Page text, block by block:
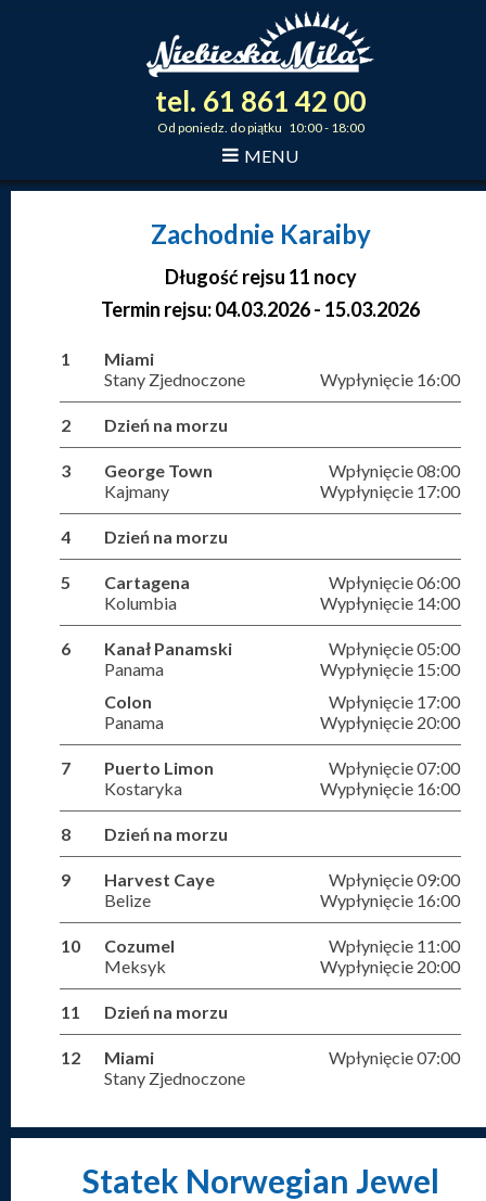
tel. 61 861 42 00
Od poniedz. do piątku 10:00 - 18:00
MENU
Zachodnie Karaiby
Długość rejsu 11 nocy
Termin rejsu: 04.03.2026 - 15.03.2026
1
Miami
Stany Zjednoczone
Wypłynięcie 16:00
2 Dzień na morzu
3
George Town
Kajmany
Wpłynięcie 08:00
Wypłynięcie 17:00
4 Dzień na morzu
5
Cartagena
Kolumbia
Wpłynięcie 06:00
Wypłynięcie 14:00
6
Kanał Panamski
Panama
Wpłynięcie 05:00
Wypłynięcie 15:00
Colon
Panama
Wpłynięcie 17:00
Wypłynięcie 20:00
7
Puerto Limon
Kostaryka
Wpłynięcie 07:00
Wypłynięcie 16:00
8 Dzień na morzu
9
Harvest Caye
Belize
Wpłynięcie 09:00
Wypłynięcie 16:00
10
Cozumel
Meksyk
Wpłynięcie 11:00
Wypłynięcie 20:00
11 Dzień na morzu
12
Miami
Stany Zjednoczone
Wpłynięcie 07:00
Statek Norwegian Jewel